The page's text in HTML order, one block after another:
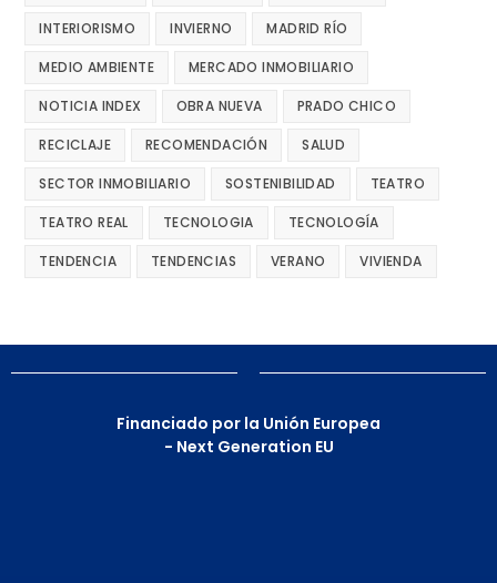
INTERIORISMO INVIERNO MADRID RÍO
MEDIO AMBIENTE MERCADO INMOBILIARIO
NOTICIA INDEX OBRA NUEVA PRADO CHICO
RECICLAJE RECOMENDACIÓN SALUD
SECTOR INMOBILIARIO SOSTENIBILIDAD TEATRO
TEATRO REAL TECNOLOGIA TECNOLOGÍA
TENDENCIA TENDENCIAS VERANO VIVIENDA
Financiado por la Unión Europea
- Next Generation EU